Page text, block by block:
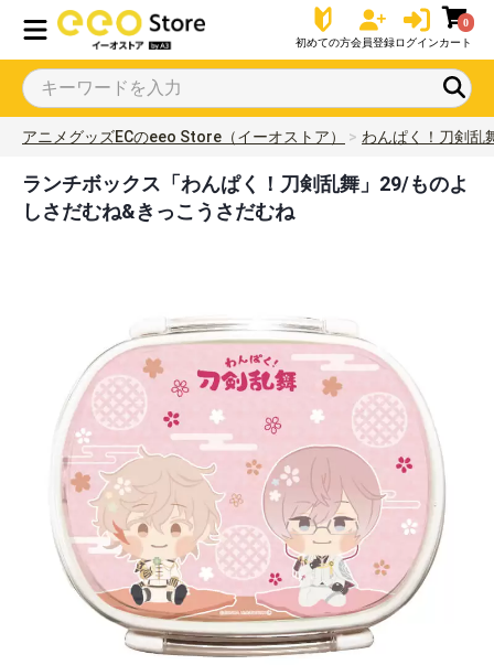
初めての方会員登録ログイン
0
カート
アニメグッズECのeeo Store（イーオストア） わんぱく！刀剣乱
ランチボックス「わんぱく！刀剣乱舞」29/ものよ
しさだむね&きっこうさだむね